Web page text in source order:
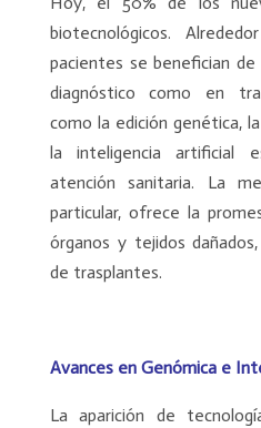
biotecnológicos.
pacientes se benefician
diagnóstico como en
como la edición genética,
la inteligencia artificial
atención sanitaria. La
particular, ofrece la
órganos y tejidos
de trasplantes.
Avances en Genómica e
La aparición de